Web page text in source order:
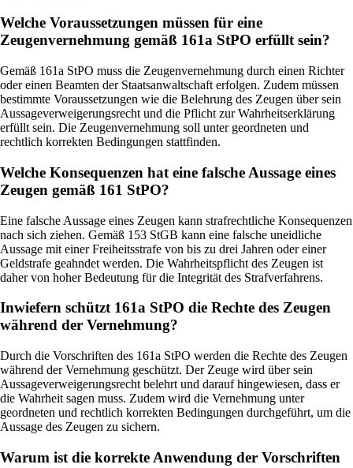
Welche Voraussetzungen müssen für eine
Zeugenvernehmung gemäß 161a StPO erfüllt sein?
Gemäß 161a StPO muss die Zeugenvernehmung durch einen Richter
oder einen Beamten der Staatsanwaltschaft erfolgen. Zudem müssen
bestimmte Voraussetzungen wie die Belehrung des Zeugen über sein
Aussageverweigerungsrecht und die Pflicht zur Wahrheitserklärung
erfüllt sein. Die Zeugenvernehmung soll unter geordneten und
rechtlich korrekten Bedingungen stattfinden.
Welche Konsequenzen hat eine falsche Aussage eines
Zeugen gemäß 161 StPO?
Eine falsche Aussage eines Zeugen kann strafrechtliche Konsequenzen
nach sich ziehen. Gemäß 153 StGB kann eine falsche uneidliche
Aussage mit einer Freiheitsstrafe von bis zu drei Jahren oder einer
Geldstrafe geahndet werden. Die Wahrheitspflicht des Zeugen ist
daher von hoher Bedeutung für die Integrität des Strafverfahrens.
Inwiefern schützt 161a StPO die Rechte des Zeugen
während der Vernehmung?
Durch die Vorschriften des 161a StPO werden die Rechte des Zeugen
während der Vernehmung geschützt. Der Zeuge wird über sein
Aussageverweigerungsrecht belehrt und darauf hingewiesen, dass er
die Wahrheit sagen muss. Zudem wird die Vernehmung unter
geordneten und rechtlich korrekten Bedingungen durchgeführt, um die
Aussage des Zeugen zu sichern.
Warum ist die korrekte Anwendung der Vorschriften